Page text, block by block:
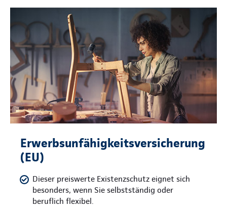
Erwerbsunfähigkeitsversicherung
(EU)
Dieser preiswerte Existenzschutz eignet sich
besonders, wenn Sie selbstständig oder
beruflich flexibel.